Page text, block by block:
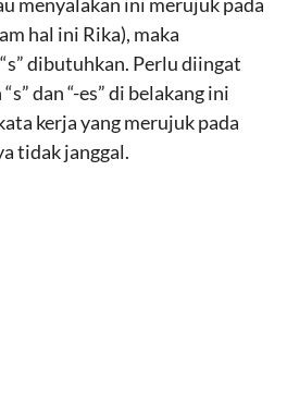
hal ini Rika), maka
dibutuhkan. Perlu diingat
dan “-es” di belakang ini
kerja yang merujuk pada
tidak janggal.